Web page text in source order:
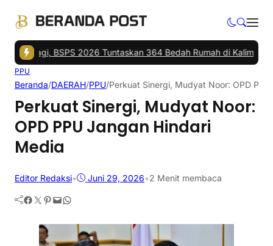
BSPS 2026 Tuntaskan 364 Bedah Rumah di Kalimantan|
PPU
Beranda/DAERAH/PPU/Perkuat Sinergi, Mudyat Noor: OPD
Perkuat Sinergi, Mudyat Noor:
OPD PPU Jangan Hindari
Media
Editor Redaksi• Juni 29, 2026•2 Menit membaca
Facebook Twitter Pinterest Mail WhatsApp